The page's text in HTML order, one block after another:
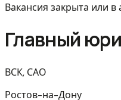
Вакансия закрыта или в
Главный
ВСК, САО
Ростов-на-Дону